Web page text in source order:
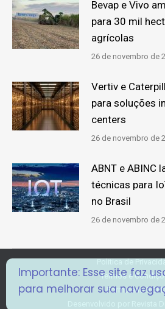
Bevap e Vivo
para 30 mil
agrícolas
26 de novembro de
Vertiv e
para soluções
centers
26 de novembro de
ABNT e ABINC
técnicas para
no Brasil
26 de novembro de
Politica de
Termos e
Formulário
Importante: Esse site faz
para melhorar sua